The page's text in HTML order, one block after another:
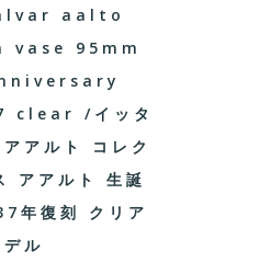
aalto
95mm
clear /イッタ
アルト コレク
アアルト 生誕
年復刻 クリア
デル